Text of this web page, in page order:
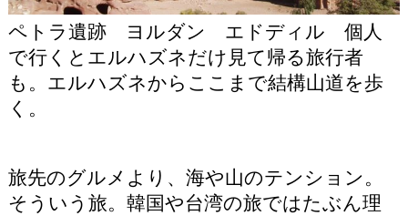
ペトラ遺跡 ヨルダン エドディル 個人
で行くとエルハズネだけ見て帰る旅行者
も。エルハズネからここまで結構山道を歩
く。
旅先のグルメより、海や山のテンション。
そういう旅。韓国や台湾の旅ではたぶん理